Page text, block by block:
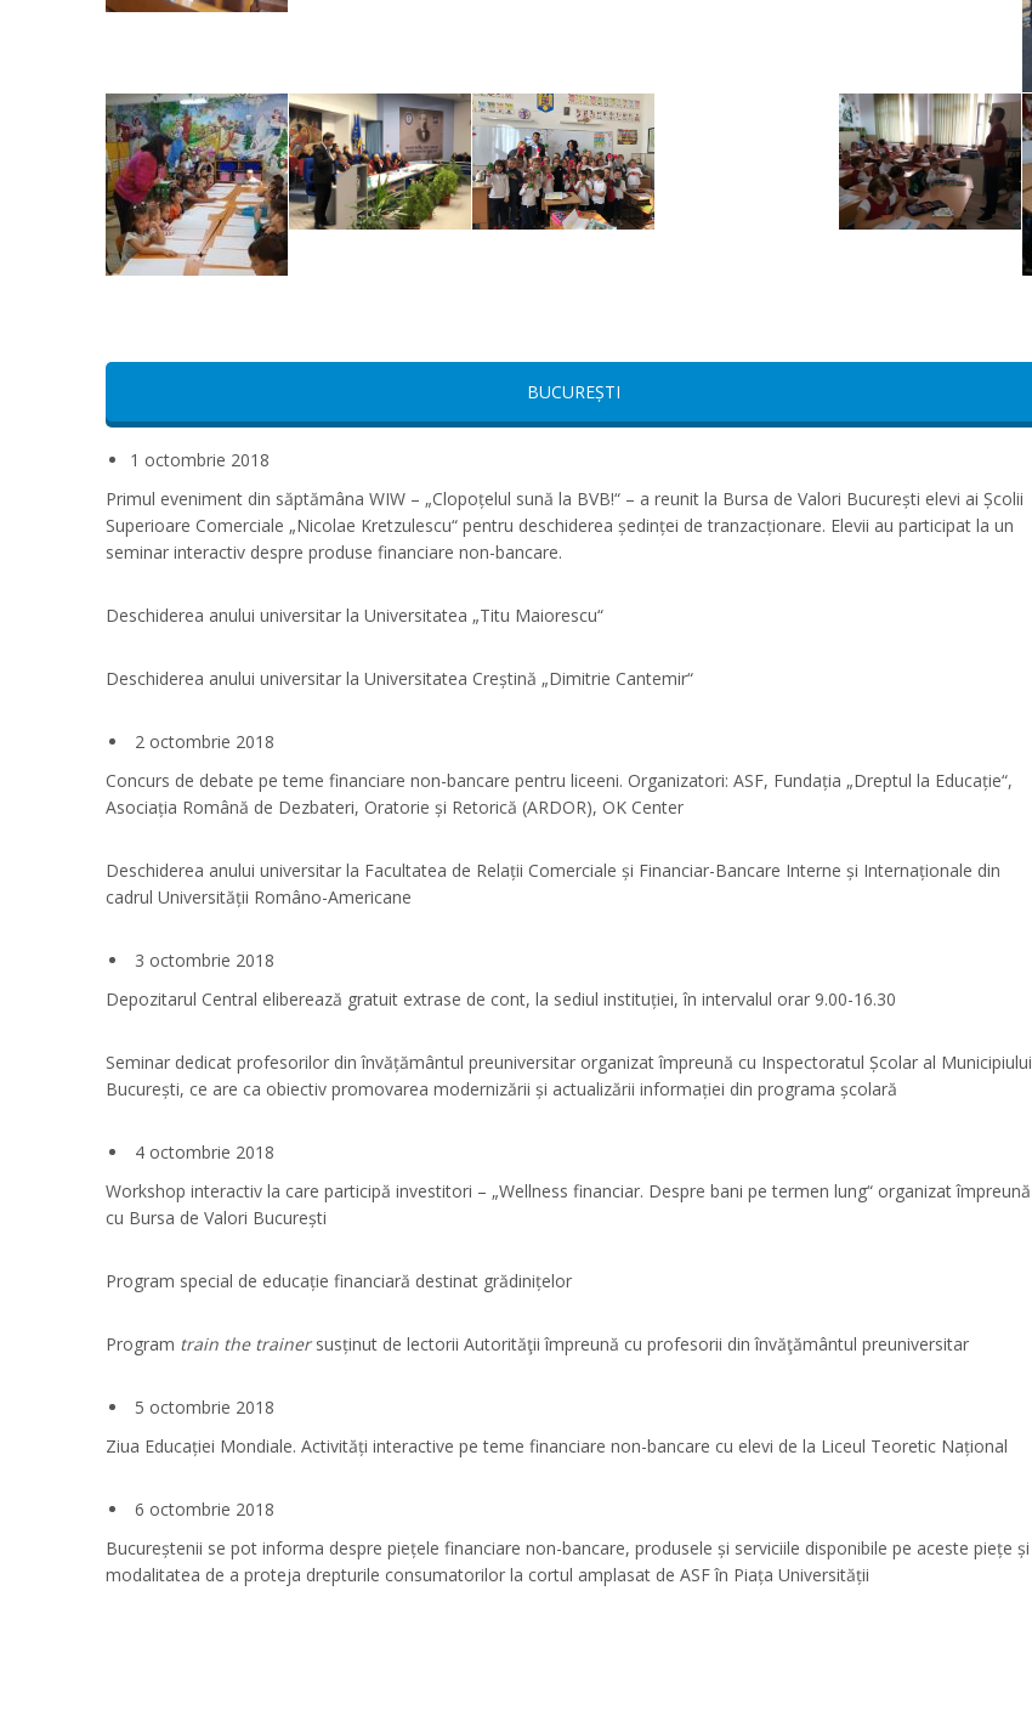
BUCUREȘTI
1 octombrie 2018
Primul eveniment din săptămâna WIW – „Clopoțelul sună la BVB!“ – a reunit la Bursa de Valori București elevi ai Școlii
Superioare Comerciale „Nicolae Kretzulescu“ pentru deschiderea ședinței de tranzacționare. Elevii au participat la un
seminar interactiv despre produse financiare non-bancare.
Deschiderea anului universitar la Universitatea „Titu Maiorescu“
Deschiderea anului universitar la Universitatea Creștină „Dimitrie Cantemir“
2 octombrie 2018
Concurs de debate pe teme financiare non-bancare pentru liceeni. Organizatori: ASF, Fundația „Dreptul la Educație“,
Asociația Română de Dezbateri, Oratorie și Retorică (ARDOR), OK Center
Deschiderea anului universitar la Facultatea de Relații Comerciale și Financiar-Bancare Interne și Internaționale din
cadrul Universității Româno-Americane
3 octombrie 2018
Depozitarul Central eliberează gratuit extrase de cont, la sediul instituției, în intervalul orar 9.00-16.30
Seminar dedicat profesorilor din învățământul preuniversitar organizat împreună cu Inspectoratul Școlar al Municipiului
București, ce are ca obiectiv promovarea modernizării și actualizării informației din programa școlară
4 octombrie 2018
Workshop interactiv la care participă investitori – „Wellness financiar. Despre bani pe termen lung“ organizat împreună
cu Bursa de Valori București
Program special de educație financiară destinat grădinițelor
Program train the trainersusținut de lectorii Autorităţii împreună cu profesorii din învăţământul preuniversitar
5 octombrie 2018
Ziua Educației Mondiale. Activități interactive pe teme financiare non-bancare cu elevi de la Liceul Teoretic Național
6 octombrie 2018
Bucureștenii se pot informa despre piețele financiare non-bancare, produsele și serviciile disponibile pe aceste piețe și
modalitatea de a proteja drepturile consumatorilor la cortul amplasat de ASF în Piața Universității